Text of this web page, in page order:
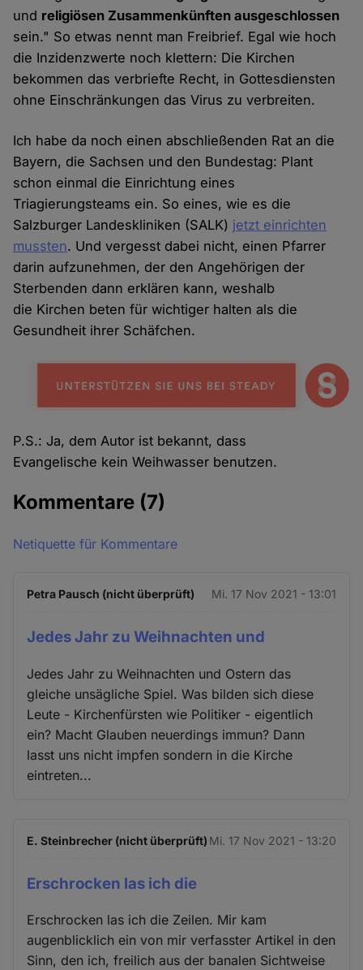
und religiösen Zusammenkünften ausgeschlossen
sein." So etwas nennt man Freibrief. Egal wie hoch
die Inzidenzwerte noch klettern: Die Kirchen
bekommen das verbriefte Recht, in Gottesdiensten
ohne Einschränkungen das Virus zu verbreiten.
Ich habe da noch einen abschließenden Rat an die
Bayern, die Sachsen und den Bundestag: Plant
schon einmal die Einrichtung eines
Triagierungsteams ein. So eines, wie es die
Salzburger Landeskliniken (SALK) jetzt einrichten
mussten. Und vergesst dabei nicht, einen Pfarrer
darin aufzunehmen, der den Angehörigen der
Sterbenden dann erklären kann, weshalb
die Kirchen beten für wichtiger halten als die
Gesundheit ihrer Schäfchen.
P.S.: Ja, dem Autor ist bekannt, dass
Evangelische kein Weihwasser benutzen.
Kommentare (7)
Netiquette für Kommentare
Petra Pausch (nicht überprüft) Mi. 17 Nov 2021 - 13:01
Jedes Jahr zu Weihnachten und
Jedes Jahr zu Weihnachten und Ostern das
gleiche unsägliche Spiel. Was bilden sich diese
Leute - Kirchenfürsten wie Politiker - eigentlich
ein? Macht Glauben neuerdings immun? Dann
lasst uns nicht impfen sondern in die Kirche
eintreten...
E. Steinbrecher (nicht überprüft) Mi. 17 Nov 2021 - 13:20
Erschrocken las ich die
Erschrocken las ich die Zeilen. Mir kam
augenblicklich ein von mir verfasster Artikel in den
Sinn, den ich, freilich aus der banalen Sichtweise